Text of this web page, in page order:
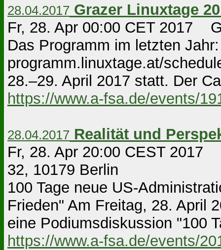
28.04.2017 Grazer Linuxtage
Fr, 28. Apr 00:00 CET 2017
Das Programm im letzten
programm.linuxtage.at/
28.–29. April 2017 statt. Der
https://www.a-fsa.de/events/
28.04.2017 Realität und
Fr, 28. Apr 20:00 CEST 2017
32, 10179 Berlin
100 Tage neue US-
Frieden" Am Freitag, 28. April
eine Podiumsdiskussion "100
https://www.a-fsa.de/events/